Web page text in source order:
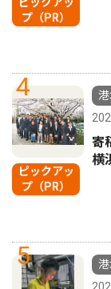
プ（PR）
4
ピックアッ
プ（PR）
寄
横
5